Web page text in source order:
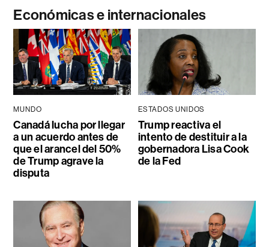
Económicas e internacionales
MUNDO
Canadá lucha por llegar
a un acuerdo antes de
que el arancel del 50%
de Trump agrave la
disputa
ESTADOS UNIDOS
Trump reactiva el
intento de destituir a la
gobernadora Lisa Cook
de la Fed